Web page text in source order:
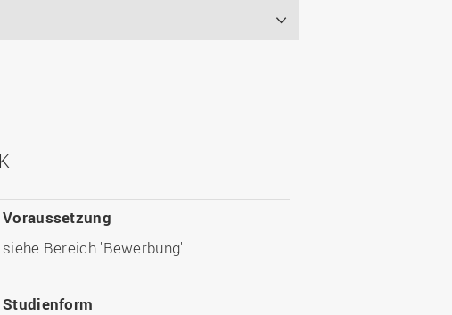
Voraussetzung
siehe Bereich 'Bewerbung'
Studienform